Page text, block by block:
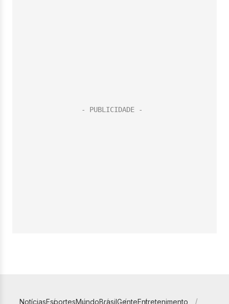
NotíciasEsportesMundoBrasilGenteEntretenimento